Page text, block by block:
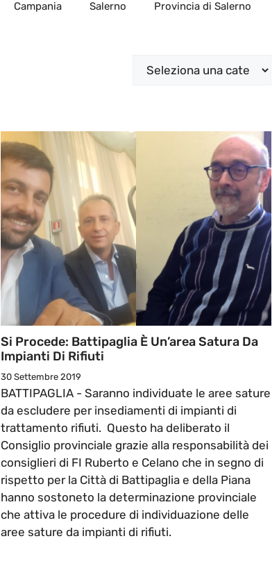
Campania Salerno Provincia di Salerno
Categorie
Si Procede: Battipaglia È Un’area Satura Da
Impianti Di Rifiuti
30 Settembre 2019
BATTIPAGLIA - Saranno individuate le aree sature
da escludere per insediamenti di impianti di
trattamento rifiuti. Questo ha deliberato il
Consiglio provinciale grazie alla responsabilità dei
consiglieri di FI Ruberto e Celano che in segno di
rispetto per la Città di Battipaglia e della Piana
hanno sostoneto la determinazione provinciale
che attiva le procedure di individuazione delle
aree sature da impianti di rifiuti.